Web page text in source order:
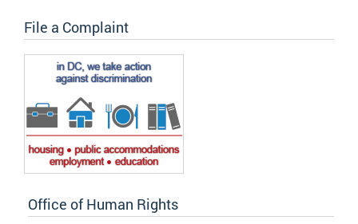
File a Complaint
Office of Human Rights